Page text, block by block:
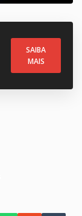
SAIBA
MAIS